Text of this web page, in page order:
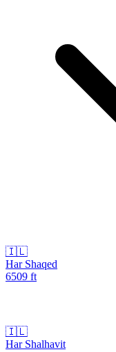
🇮🇱
Har Shaqed
6509 ft
🇮🇱
Har Shalhavit